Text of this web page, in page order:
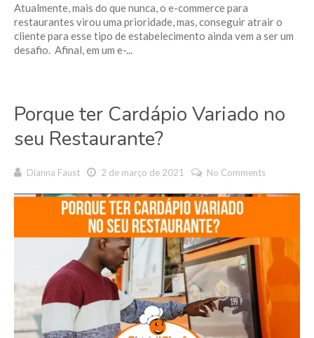
Atualmente, mais do que nunca, o e-commerce para
restaurantes virou uma prioridade, mas, conseguir atrair o
cliente para esse tipo de estabelecimento ainda vem a ser um
desafio. Afinal, em um e-...
Porque ter Cardápio Variado no
seu Restaurante?
Dianna Faust 2 de março de 2021 No Comments